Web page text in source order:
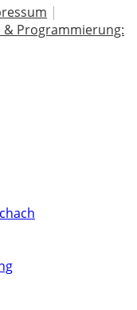
|
& Programmierung: